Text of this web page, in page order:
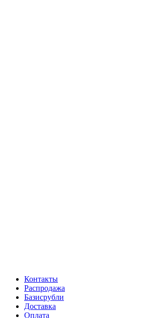
Контакты
Распродажа
Базисрубли
Доставка
Оплата